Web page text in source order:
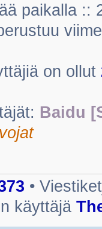
paikalla ::
on ollut
Baidu
•
käyttäjä